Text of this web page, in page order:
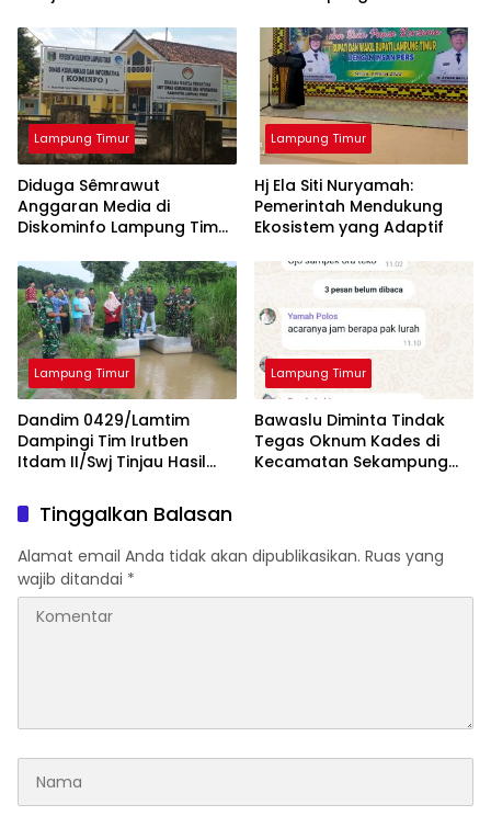
Enam Daerah
Lampung Timur
Diduga Sêmrawut
Anggaran Media di
Diskominfo Lampung Timur
Lampung Timur
Hj Ela Siti Nuryamah:
Pemerintah Mendukung
Ekosistem yang Adaptif
Lampung Timur
Dandim 0429/Lamtim
Dampingi Tim Irutben
Itdam II/Swj Tinjau Hasil
Lampung Timur
Bawaslu Diminta Tindak
Tegas Oknum Kades di
Kecamatan Sekampung
Tinggalkan Balasan
Alamat email Anda tidak akan dipublikasikan. Ruas yang
wajib ditandai *